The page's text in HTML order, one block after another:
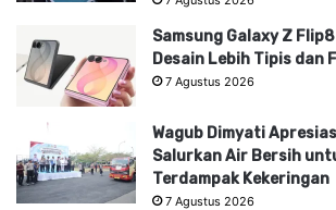
Samsung Galaxy Z
Desain Lebih Tipis dan
7 Agustus 2026
Wagub Dimyati
Salurkan Air Bersih
Terdampak Kekeringan
7 Agustus 2026